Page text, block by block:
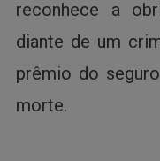
reconhece a
diante de um
prêmio do
morte.